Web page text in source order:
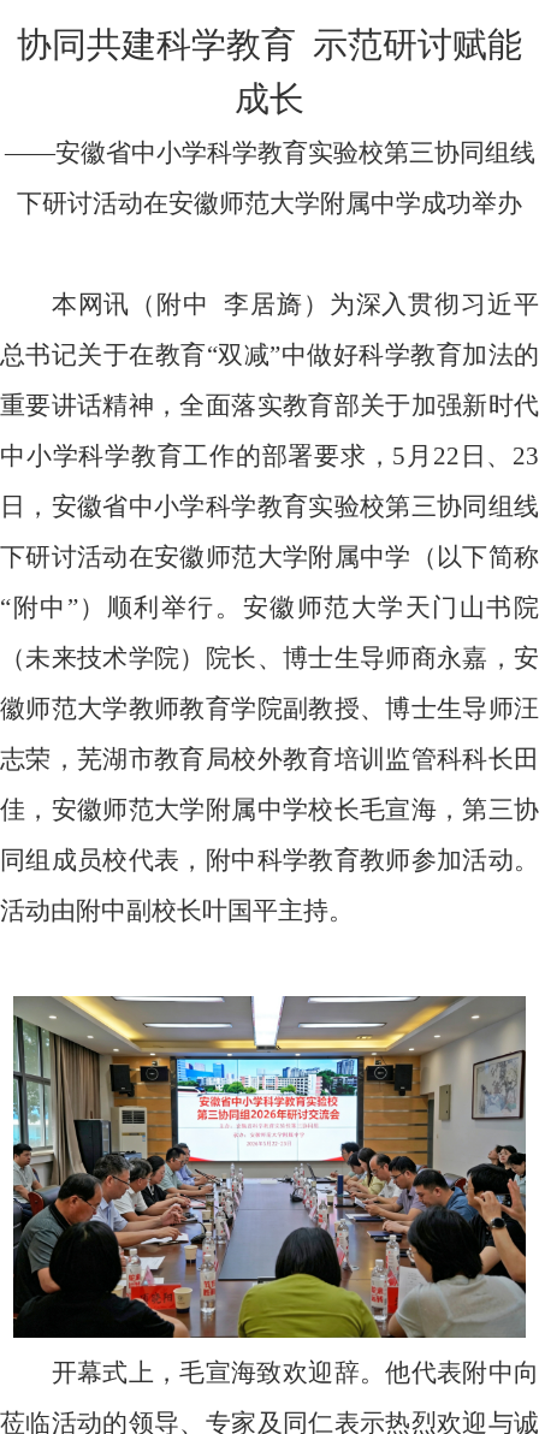
协同共建科学教育 示范研讨赋能
成长
——安徽省中小学科学教育实验校第三协同组线
下研讨活动在安徽师范大学附属中学成功举办
本网讯（附中
李居旖）为深入贯彻习近平
总书记关于在教育“双减”中做好科学教育加法的
重要讲话精神，全面落实教育部关于加强新时代
中小学科学教育工作的部署要求， 5 月 22 日、 23
日，安徽省中小学科学教育实验校第三协同组线
下研讨活动在安徽师范大学附属中学（以下简称
“附中”）顺利举行。安徽师范大学天门山书院
（未来技术学院）院长、博士生导师商永嘉，安
徽师范大学教师教育学院副教授、博士生导师汪
志荣，芜湖市教育局校外教育培训监管科科长田
佳，安徽师范大学附属中学校长毛宣海，第三协
同组成员校代表，附中科学教育教师参加活动。
活动由附中副校长叶国平主持。
开幕式上，毛宣海致欢迎辞。他代表附中向
莅临活动的领导、专家及同仁表示热烈欢迎与诚